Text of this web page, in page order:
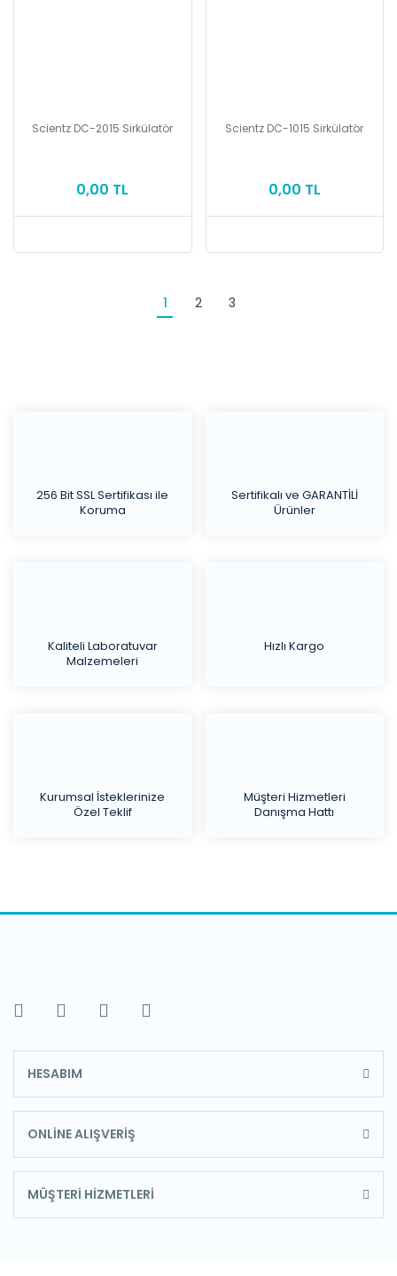
Scientz DC-2015 Sirkülatör
0,00 TL
Scientz DC-1015 Sirkülatör
0,00 TL
1 2 3
256 Bit SSL Sertifikası ile
Koruma
Sertifikalı ve GARANTİLİ
Ürünler
Kaliteli Laboratuvar
Malzemeleri
Hızlı Kargo
Kurumsal İsteklerinize
Özel Teklif
Müşteri Hizmetleri
Danışma Hattı
HESABIM
ONLİNE ALIŞVERİŞ
MÜŞTERİ HİZMETLERİ